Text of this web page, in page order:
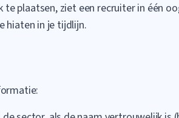
plaatsen, ziet een recruiter in één
hiaten in je tijdlijn.